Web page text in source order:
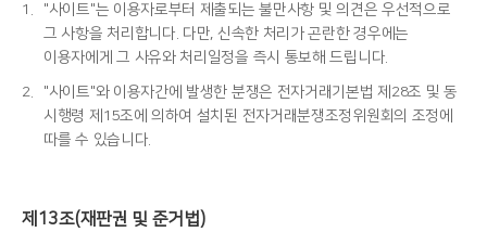
1.
"사이트"는 이용자로부터 제출되는 불만사항 및 의견은 우선적으로
그 사항을 처리합니다. 다만, 신속한 처리가 곤란한 경우에는
이용자에게 그 사유와 처리일정을 즉시 통보해 드립니다.
2.
"사이트"와 이용자간에 발생한 분쟁은 전자거래기본법 제28조 및 동
시행령 제15조에 의하여 설치된 전자거래분쟁조정위원회의 조정에
따를 수 있습니다.
제13조(재판권 및 준거법)